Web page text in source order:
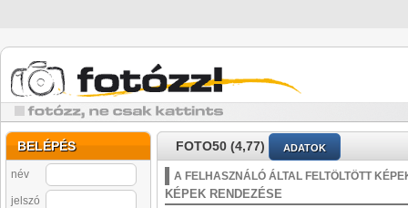
BELÉPÉS
név
jelszó
FOTO50 (4,77) ADATOK
A FELHASZNÁLÓ ÁLTAL FELTÖLTÖTT
KÉPEK RENDEZÉSE